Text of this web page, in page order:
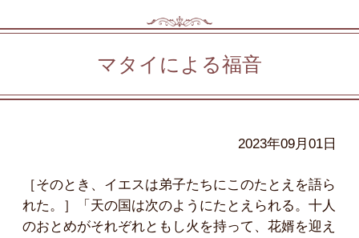
マタイによる福音
2023年09月01日
［そのとき、イエスは弟子たちにこのたとえを語ら
れた。］「天の国は次のようにたとえられる。十人
のおとめがそれぞれともし火を持って、花婿を迎え